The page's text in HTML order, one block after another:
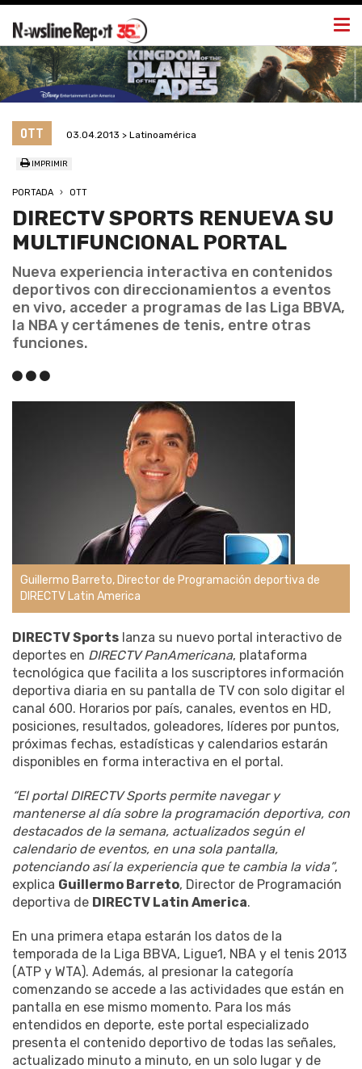
OTT 03.04.2013 > Latinoamérica
IMPRIMIR
PORTADA OTT
DIRECTV SPORTS RENUEVA SU
MULTIFUNCIONAL PORTAL
Nueva experiencia interactiva en contenidos
deportivos con direccionamientos a eventos
en vivo, acceder a programas de las Liga BBVA,
la NBA y certámenes de tenis, entre otras
funciones.
Guillermo Barreto, Director de Programación deportiva de
DIRECTV Latin America
DIRECTV Sports lanza su nuevo portal interactivo de
deportes en DIRECTV PanAmericana, plataforma
tecnológica que facilita a los suscriptores información
deportiva diaria en su pantalla de TV con solo digitar el
canal 600. Horarios por país, canales, eventos en HD,
posiciones, resultados, goleadores, líderes por puntos,
próximas fechas, estadísticas y calendarios estarán
disponibles en forma interactiva en el portal.
“El portal DIRECTV Sports permite navegar y
mantenerse al día sobre la programación deportiva, con
destacados de la semana, actualizados según el
calendario de eventos, en una sola pantalla,
potenciando así la experiencia que te cambia la vida”,
explica Guillermo Barreto, Director de Programación
deportiva de DIRECTV Latin America.
En una primera etapa estarán los datos de la
temporada de la Liga BBVA, Ligue1, NBA y el tenis 2013
(ATP y WTA). Además, al presionar la categoría
comenzando se accede a las actividades que están en
pantalla en ese mismo momento. Para los más
entendidos en deporte, este portal especializado
presenta el contenido deportivo de todas las señales,
actualizado minuto a minuto, en un solo lugar y de